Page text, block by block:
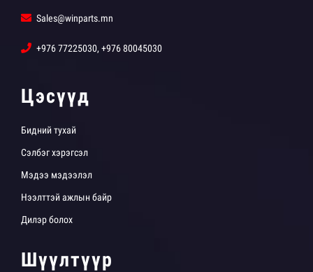
Sales@winparts.mn
+976 77225030, +976 80045030
Цэсүүд
Бидний тухай
Сэлбэг хэрэгсэл
Мэдээ мэдээлэл
Нээлттэй ажлын байр
Дилэр болох
Шүүлтүүр